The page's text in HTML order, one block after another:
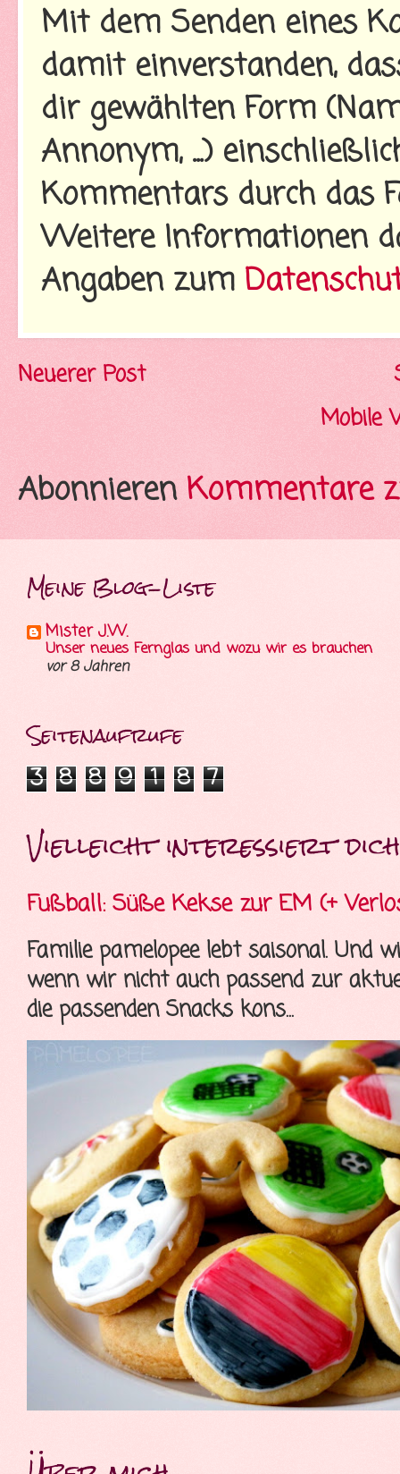
Mit dem Senden eines
damit einverstanden,
dir gewählten Form
Annonym, ...)
Kommentars durch das
Weitere Informationen
Angaben zum
Neuerer Post
Mobile
Abonnieren Kommentare
Meine Blog-Liste
Mister J.W.
Unser neues Fernglas und wozu wir es brauchen
vor 8 Jahren
Seitenaufrufe
3 8 8 9 1 8 7
Vielleicht interessiert dich
Fußball: Süße Kekse zur EM (+
Familie pamelopee lebt saisonal. Und
wenn wir nicht auch passend zur
die passenden Snacks kons...